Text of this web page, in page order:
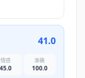
41.0
情感
45.0
准确
100.0